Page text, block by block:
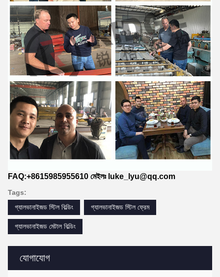
যোগাযোগ
FAQ:+8615985955610 মেইলঃ luke_lyu@qq.com
Tags:
গ্যালভানাইজড স্টিল বিল্ডিং
গ্যালভানাইজড স্টিল ফ্রেম
গ্যালভানাইজড মেটাল বিল্ডিং